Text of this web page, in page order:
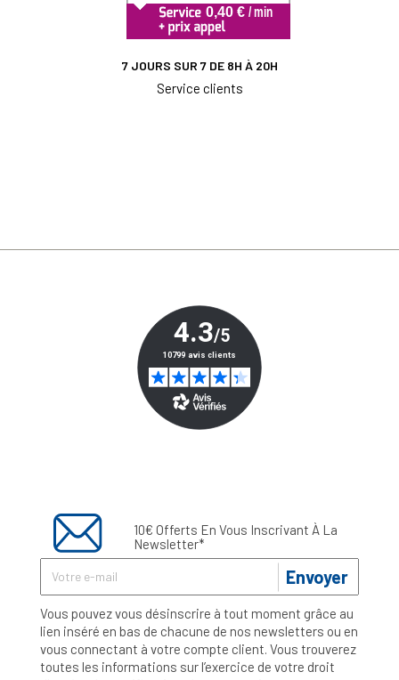
7 JOURS SUR 7 DE 8H À 20H
Service clients
10€ Offerts En Vous Inscrivant À La
Newsletter*
Envoyer
Vous pouvez vous désinscrire à tout moment grâce au
lien inséré en bas de chacune de nos newsletters ou en
vous connectant à votre compte client. Vous trouverez
toutes les informations sur l’exercice de votre droit